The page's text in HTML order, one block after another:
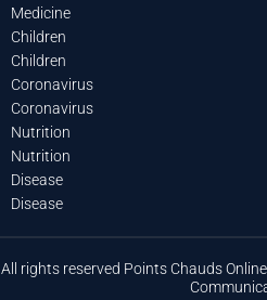
Medicine
Children
Children
Coronavirus
Coronavirus
Nutrition
Nutrition
Disease
Disease
All rights reserved Points Chauds